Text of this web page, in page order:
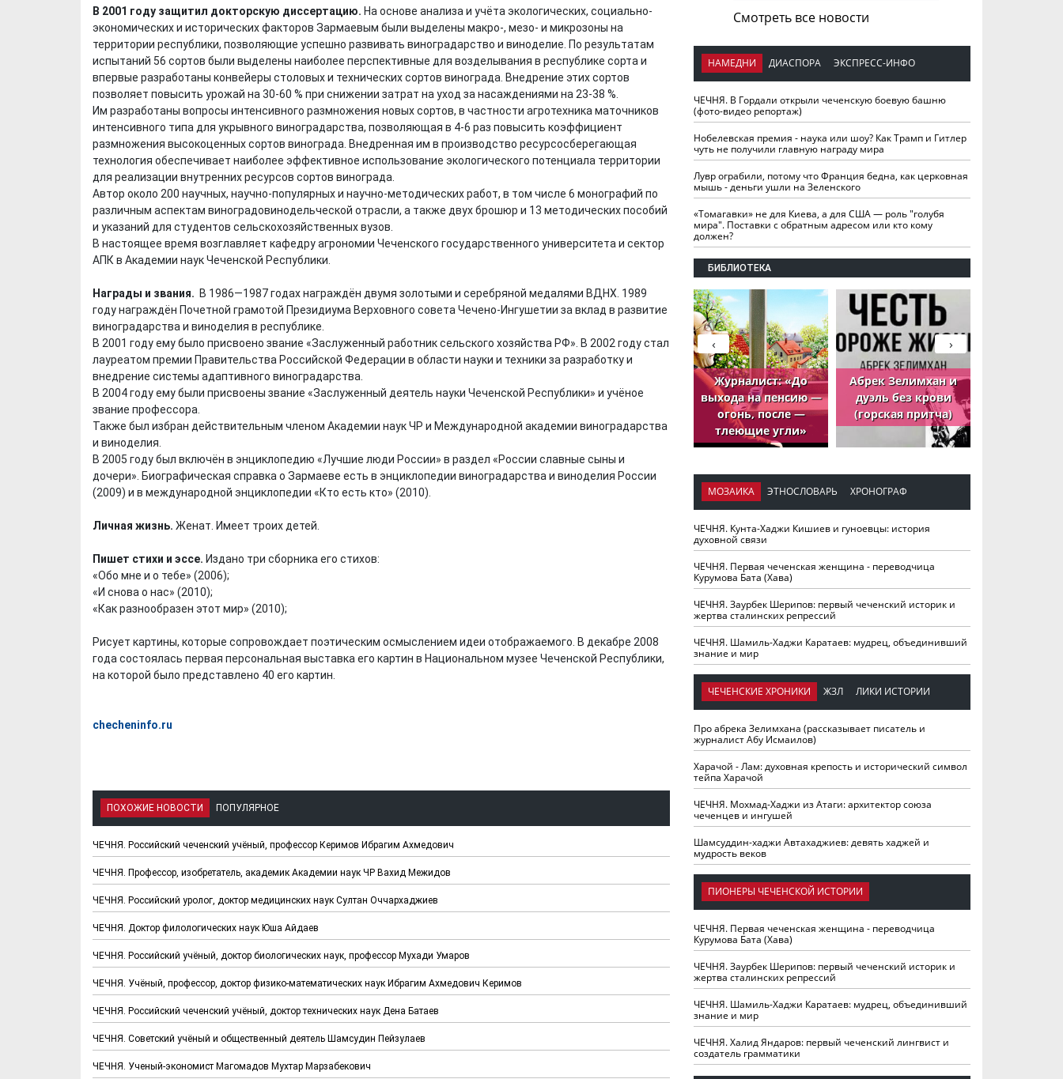
В 2001 году защитил докторскую диссертацию. На основе анализа и учёта экологических, социально-
экономических и исторических факторов Зармаевым были выделены макро-, мезо- и микрозоны на
территории республики, позволяющие успешно развивать виноградарство и виноделие. По результатам
испытаний 56 сортов были выделены наиболее перспективные для возделывания в республике сорта и
впервые разработаны конвейеры столовых и технических сортов винограда. Внедрение этих сортов
позволяет повысить урожай на 30-60 % при снижении затрат на уход за насаждениями на 23-38 %.
Им разработаны вопросы интенсивного размножения новых сортов, в частности агротехника маточников
интенсивного типа для укрывного виноградарства, позволяющая в 4-6 раз повысить коэффициент
размножения высокоценных сортов винограда. Внедренная им в производство ресурсосберегающая
технология обеспечивает наиболее эффективное использование экологического потенциала территории
для реализации внутренних ресурсов сортов винограда.
Автор около 200 научных, научно-популярных и научно-методических работ, в том числе 6 монографий по
различным аспектам виноградовинодельческой отрасли, а также двух брошюр и 13 методических пособий
и указаний для студентов сельскохозяйственных вузов.
В настоящее время возглавляет кафедру агрономии Чеченского государственного университета и сектор
АПК в Академии наук Чеченской Республики.
Награды и звания. В 1986—1987 годах награждён двумя золотыми и серебряной медалями ВДНХ. 1989
году награждён Почетной грамотой Президиума Верховного совета Чечено-Ингушетии за вклад в развитие
виноградарства и виноделия в республике.
В 2001 году ему было присвоено звание «Заслуженный работник сельского хозяйства РФ». В 2002 году стал
лауреатом премии Правительства Российской Федерации в области науки и техники за разработку и
внедрение системы адаптивного виноградарства.
В 2004 году ему были присвоены звание «Заслуженный деятель науки Чеченской Республики» и учёное
звание профессора.
Также был избран действительным членом Академии наук ЧР и Международной академии виноградарства
и виноделия.
В 2005 году был включён в энциклопедию «Лучшие люди России» в раздел «России славные сыны и
дочери». Биографическая справка о Зармаеве есть в энциклопедии виноградарства и виноделия России
(2009) и в международной энциклопедии «Кто есть кто» (2010).
Личная жизнь. Женат. Имеет троих детей.
Пишет стихи и эссе. Издано три сборника его стихов:
«Обо мне и о тебе» (2006);
«И снова о нас» (2010);
«Как разнообразен этот мир» (2010);
Рисует картины, которые сопровождает поэтическим осмыслением идеи отображаемого. В декабре 2008
года состоялась первая персональная выставка его картин в Национальном музее Чеченской Республики,
на которой было представлено 40 его картин.
checheninfo.ru
ПОХОЖИЕ НОВОСТИ ПОПУЛЯРНОЕ
ЧЕЧНЯ. Российский чеченский учёный, профессор Керимов Ибрагим Ахмедович
ЧЕЧНЯ. Профессор, изобретатель, академик Академии наук ЧР Вахид Межидов
ЧЕЧНЯ. Российский уролог, доктор медицинских наук Султан Оччархаджиев
ЧЕЧНЯ. Доктор филологических наук Юша Айдаев
ЧЕЧНЯ. Российский учёный, доктор биологических наук, профессор Мухади Умаров
ЧЕЧНЯ. Учёный, профессор, доктор физико-математических наук Ибрагим Ахмедович Керимов
ЧЕЧНЯ. Российский чеченский учёный, доктор технических наук Дена Батаев
ЧЕЧНЯ. Советский учёный и общественный деятель Шамсудин Пейзулаев
ЧЕЧНЯ. Ученый-экономист Магомадов Мухтар Марзабекович
Смотреть все новости
НАМЕДНИ ДИАСПОРА ЭКСПРЕСС-ИНФО
ЧЕЧНЯ. В Гордали открыли чеченскую боевую башню
(фото-видео репортаж)
Нобелевская премия - наука или шоу? Как Трамп и Гитлер
чуть не получили главную награду мира
Лувр ограбили, потому что Франция бедна, как церковная
мышь - деньги ушли на Зеленского
«Томагавки» не для Киева, а для США — роль "голубя
мира". Поставки с обратным адресом или кто кому
должен?
БИБЛИОТЕКА
Х. Гапураев. Капкан
для Зелимхана (Отр.
из романа «1овда»)
ЧЕЧНЯ. А. Тугузов.
"Зелимхан"
илли
мурд - обарг Вара
Журналист: «До
выхода на пенсию —
огонь, после —
тлеющие угли»
Абрек Зелимхан и
дуэль без крови
(горская притча)
›
‹
МОЗАИКА ЭТНОСЛОВАРЬ ХРОНОГРАФ
ЧЕЧНЯ. Кунта-Хаджи Кишиев и гуноевцы: история
духовной связи
ЧЕЧНЯ. Первая чеченская женщина - переводчица
Курумова Бата (Хава)
ЧЕЧНЯ. Заурбек Шерипов: первый чеченский историк и
жертва сталинских репрессий
ЧЕЧНЯ. Шамиль-Хаджи Каратаев: мудрец, объединивший
знание и мир
ЧЕЧЕНСКИЕ ХРОНИКИ ЖЗЛ ЛИКИ ИСТОРИИ
Про абрека Зелимхана (рассказывает писатель и
журналист Абу Исмаилов)
Харачой - Лам: духовная крепость и исторический символ
тейпа Харачой
ЧЕЧНЯ. Мохмад-Хаджи из Атаги: архитектор союза
чеченцев и ингушей
Шамсуддин-хаджи Автахаджиев: девять хаджей и
мудрость веков
ПИОНЕРЫ ЧЕЧЕНСКОЙ ИСТОРИИ
ЧЕЧНЯ. Первая чеченская женщина - переводчица
Курумова Бата (Хава)
ЧЕЧНЯ. Заурбек Шерипов: первый чеченский историк и
жертва сталинских репрессий
ЧЕЧНЯ. Шамиль-Хаджи Каратаев: мудрец, объединивший
знание и мир
ЧЕЧНЯ. Халид Яндаров: первый чеченский лингвист и
создатель грамматики